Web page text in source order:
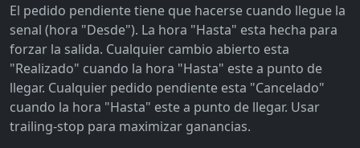
El pedido pendiente tiene que hacerse cuando llegue la
senal (hora "Desde"). La hora "Hasta" esta hecha para
forzar la salida. Cualquier cambio abierto esta
"Realizado" cuando la hora "Hasta" este a punto de
llegar. Cualquier pedido pendiente esta "Cancelado"
cuando la hora "Hasta" este a punto de llegar. Usar
trailing-stop para maximizar ganancias.